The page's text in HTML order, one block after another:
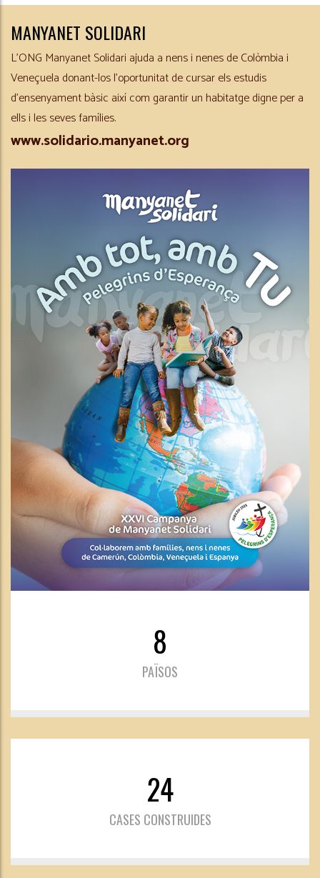
MANYANET SOLIDARI
L’ONG Manyanet Solidari ajuda a nens i nenes de Colòmbia i
Veneçuela donant-los l’oportunitat de cursar els estudis
d’ensenyament bàsic així com garantir un habitatge digne per a
ells i les seves famílies.
www.solidario.manyanet.org
8
PAÏSOS
24
CASES CONSTRUIDES